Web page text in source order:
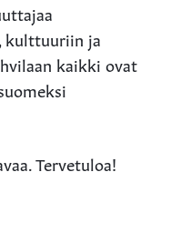
kulttuuriin ja
kaikki ovat
Tervetuloa!